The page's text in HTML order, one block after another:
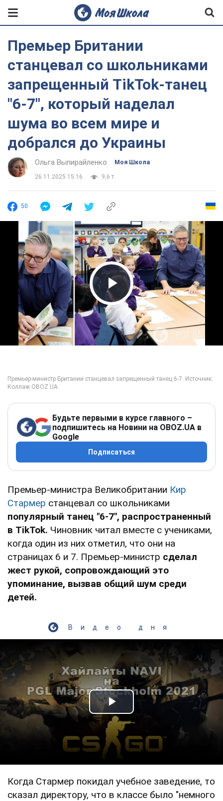
Премьер Британии
станцевал со школьниками
запрещенный TikTok-танец
"6-7", который наделал
шума во всем мире и
добрался до Украины
Ольга Выпирайленко Моя Школа
26.11.2025 15:16 9,6 т.
50
Play Video
Будьте первыми в курсе главного –
подпишитесь на Новини на OBOZ.UA в
Google
Подписаться
Премьер-министра Великобритании Кир
Стармер станцевал со школьниками
популярный танец "6-7", распространенный
в TikTok. Чиновник читал вместе с учениками,
когда один из них отметил, что они на
страницах 6 и 7. Премьер-министр сделал
жест рукой, сопровождающий это
упоминание, вызвав общий шум среди
детей.
Видео дня
Play Video
Когда Стармер покидал учебное заведение, то
сказал директору, что в классе было "немного